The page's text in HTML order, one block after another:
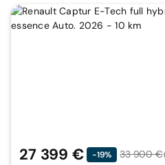
27 399 € -19%
33 900 €